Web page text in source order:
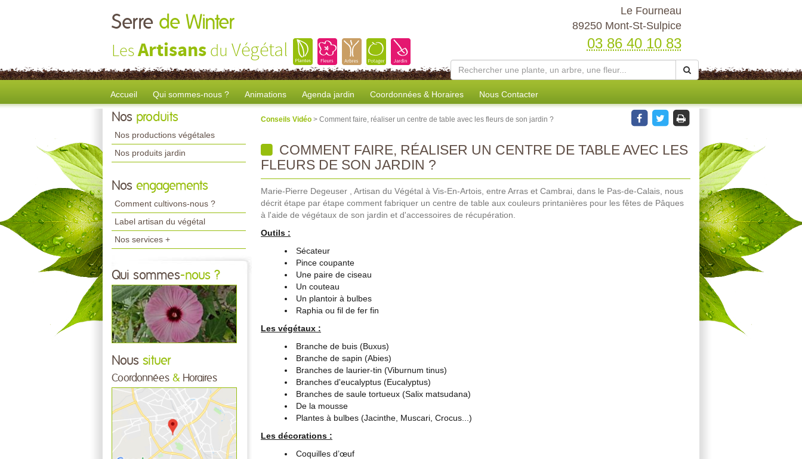
Serre de Winter
LesArtisans du Végétal
Le Fourneau
89250 Mont-St-Sulpice
03 86 40 10 83
Accueil Qui sommes-nous ? Animations Agenda jardin Coordonnées & Horaires Nous Contacter
Nos produits
Nos productions végétales
Nos produits jardin
Nos engagements
Comment cultivons-nous ?
Label artisan du végétal
Nos services +
Qui sommes-nous ?
Nous situer
Coordonnées & Horaires
Conseils Vidéo > Comment faire, réaliser un centre de table avec les fleurs de son jardin ?
COMMENT FAIRE, RÉALISER UN CENTRE DE TABLE AVEC LES
FLEURS DE SON JARDIN ?
Marie-Pierre Degeuser , Artisan du Végétal à Vis-En-Artois, entre Arras et Cambrai, dans le Pas-de-Calais, nous
décrit étape par étape comment fabriquer un centre de table aux couleurs printanières pour les fêtes de Pâques
à l'aide de végétaux de son jardin et d'accessoires de récupération.
Outils :
Sécateur
Pince coupante
Une paire de ciseau
Un couteau
Un plantoir à bulbes
Raphia ou fil de fer fin
Les végétaux :
Branche de buis (Buxus)
Branche de sapin (Abies)
Branches de laurier-tin (Viburnum tinus)
Branches d'eucalyptus (Eucalyptus)
Branches de saule tortueux (Salix matsudana)
De la mousse
Plantes à bulbes (Jacinthe, Muscari, Crocus...)
Les décorations :
Coquilles d’œuf